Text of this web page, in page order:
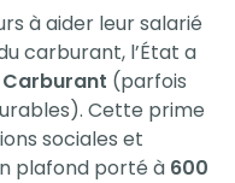
à aider leur salarié
carburant, l’État a
Carburant (parfois
Cette prime
sociales et
plafond porté à 600